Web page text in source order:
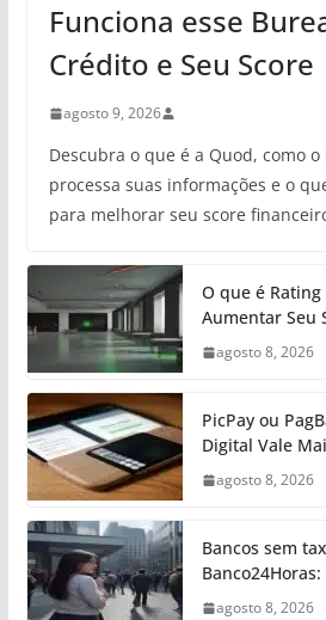
Funciona esse
Crédito e Seu Score
agosto 9, 2026
Descubra o que é a Quod, como
processa suas informações e o
para melhorar seu score
O que é
Aumentar Seu
agosto 8, 2026
PicPay ou
Digital Vale
agosto 8, 2026
Bancos sem
agosto 8, 2026